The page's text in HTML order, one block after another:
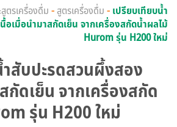
ตรเครื่องดื่ม - สูตรเครื่องดื่ม - เปรียบเทียบน้ำ
อเมื่อนำมาสกัดเย็น จากเครื่องสกัดน้ำผลไม้
Hurom รุ่น H200 ใหม่
สับปะรดสวนผึ้งสอง
กัดเย็น จากเครื่องสกัด
รุ่น H200 ใหม่